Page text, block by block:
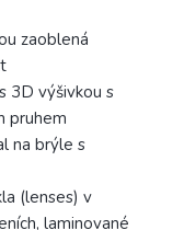
zaoblená
3D výšivkou s
pruhem
na brýle s
(lenses) v
laminované